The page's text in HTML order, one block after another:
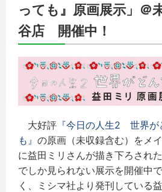
っても』原画展示」＠
谷店 開催中！
大好評 『今日の人生2 世界が
も』 の原画（未収録含む）をメ
に益田ミリさんが描き下ろされ
でしか見られない展示を開催中
く、ミシマ社より発刊している